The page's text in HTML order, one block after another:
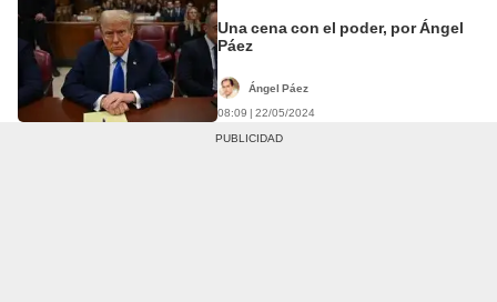
Una cena con el poder, por Ángel
Páez
Ángel Páez
08:09 | 22/05/2024